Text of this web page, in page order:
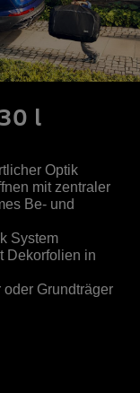
l
Optik
mit zentraler
Be- und
System
Dekorfolien in
oder Grundträger